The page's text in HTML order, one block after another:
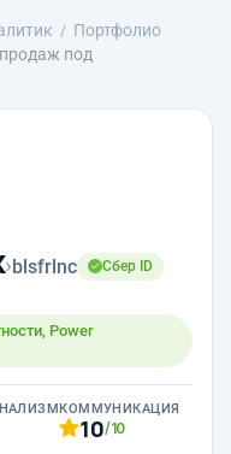
Портфолио
под
›blsfrlnc
Сбер ID
Power
КОММУНИКАЦИЯ
10/10